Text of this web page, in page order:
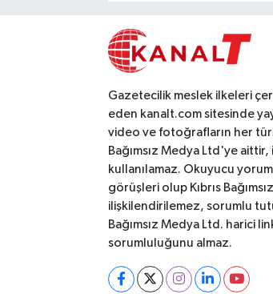
Gazetecilik meslek ilkeleri
eden kanalt.com sitesinde
video ve fotoğrafların her
Bağımsız Medya Ltd'ye aittir,
kullanılamaz. Okuyucu
görüşleri olup Kıbrıs
ilişkilendirilemez, sorumlu
Bağımsız Medya Ltd. harici
sorumluluğunu almaz.